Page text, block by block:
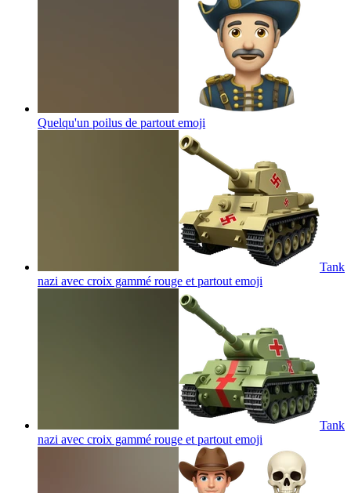
Quelqu'un poilus de partout emoji
Tank
nazi avec croix gammé rouge et partout emoji
Tank
nazi avec croix gammé rouge et partout emoji